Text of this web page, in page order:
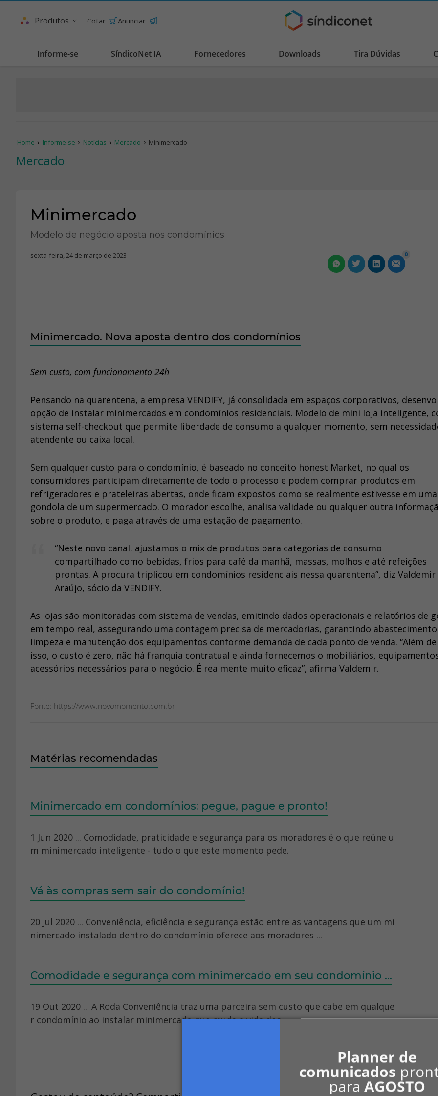
Planner de
comunicados
paraAGOSTO
Produtos Cotar Anunciar
Informe-se SíndicoNet IA Fornecedores Downloads Tira Dúvidas
Home Informe-se Notícias Mercado Minimercado
Mercado
Minimercado
Modelo de negócio aposta nos condomínios
sexta-feira, 24 de março de 2023 0
Minimercado. Nova aposta dentro dos condomínios
Sem custo, com funcionamento 24h
Pensando na quarentena, a empresa VENDIFY, já consolidada em espaços corporativos,
opção de instalar minimercados em condomínios residenciais. Modelo de mini loja inteligente,
sistema self-checkout que permite liberdade de consumo a qualquer momento, sem
atendente ou caixa local.
Sem qualquer custo para o condomínio, é baseado no conceito honest Market, no qual os
consumidores participam diretamente de todo o processo e podem comprar produtos em
refrigeradores e prateleiras abertas, onde ficam expostos como se realmente estivesse em uma
gondola de um supermercado. O morador escolhe, analisa validade ou qualquer outra
sobre o produto, e paga através de uma estação de pagamento.
“Neste novo canal, ajustamos o mix de produtos para categorias de consumo
compartilhado como bebidas, frios para café da manhã, massas, molhos e até refeições
prontas. A procura triplicou em condomínios residenciais nessa quarentena”, diz Valdemir
Araújo, sócio da VENDIFY.
As lojas são monitoradas com sistema de vendas, emitindo dados operacionais e relatórios de
em tempo real, assegurando uma contagem precisa de mercadorias, garantindo
limpeza e manutenção dos equipamentos conforme demanda de cada ponto de venda. “Além
isso, o custo é zero, não há franquia contratual e ainda fornecemos o mobiliários,
acessórios necessários para o negócio. É realmente muito eficaz”, afirma Valdemir.
Fonte: https://www.novomomento.com.br
Matérias recomendadas
Minimercado em condomínios: pegue, pague e pronto!
1 Jun 2020 ... Comodidade, praticidade e segurança para os moradores é o que reúne u
m minimercado inteligente - tudo o que este momento pede.
Vá às compras sem sair do condomínio!
20 Jul 2020 ... Conveniência, eficiência e segurança estão entre as vantagens que um mi
nimercado instalado dentro do condomínio oferece aos moradores ...
Comodidade e segurança com minimercado em seu condomínio ...
19 Out 2020 ... A Roda Conveniência traz uma parceira sem custo que cabe em qualque
r condomínio ao instalar minimercado que muda a vida dos ...